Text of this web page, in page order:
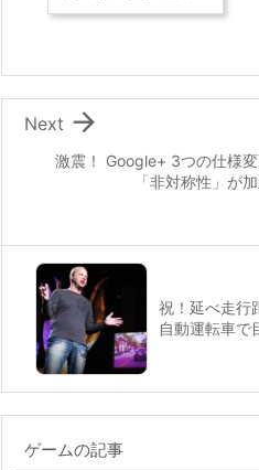
激震！ Google+ 3つの仕様
「非対称性」が

Next
祝！延べ走行
自動運転車で
ゲームの記事